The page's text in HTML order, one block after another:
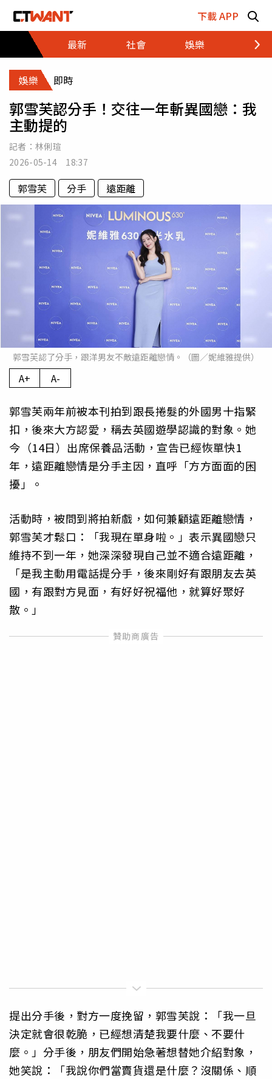
下載 APP
最新
社會 娛樂 財經
娛樂 即時
郭雪芙認分手！交往一年斬異國戀：我
主動提的
記者： 林俐瑄
2026-05-14 18:37
郭雪芙 分手 遠距離
郭雪芙認了分手，跟洋男友不敵遠距離戀情。（圖／妮維雅提供）
A+ A-
郭雪芙兩年前被本刊拍到跟長捲髮的外國男十指緊
扣，後來大方認愛，稱去英國遊學認識的對象。她
今（14日）出席保養品活動，宣告已經恢單快1
年，遠距離戀情是分手主因，直呼「方方面面的困
擾」。
活動時，被問到將拍新戲，如何兼顧遠距離戀情，
郭雪芙才鬆口：「我現在單身啦。」表示異國戀只
維持不到一年，她深深發現自己並不適合遠距離，
「是我主動用電話提分手，後來剛好有跟朋友去英
國，有跟對方見面，有好好祝福他，就算好聚好
散。」
提出分手後，對方一度挽留，郭雪芙說：「我一旦
決定就會很乾脆，已經想清楚我要什麼、不要什
麼。」分手後，朋友們開始急著想替她介紹對象，
她笑說：「我說你們當賣貨還是什麼？沒關係、順